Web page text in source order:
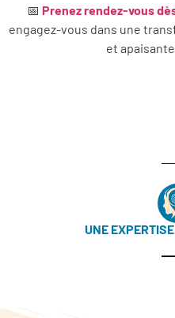
📅 Prenez rendez-vous
engagez-vous dans une
et apaisante.
UNE